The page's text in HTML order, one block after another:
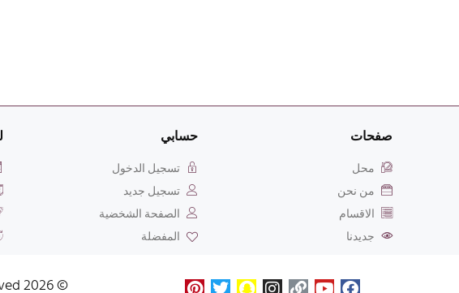
صفحات
محل
من نحن
الاقسام
جديدنا
حسابي
تسجيل الدخول
تسجيل جديد
الصفحة الشخضية
المفضلة
© 2026 EzdanBeauty.com | All Rights Reserved​